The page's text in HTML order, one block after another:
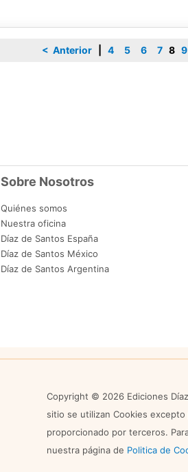
< Anterior 4 5 6 7 8 9
Sobre Nosotros
Quiénes somos
Nuestra oficina
Díaz de Santos España
Díaz de Santos México
Díaz de Santos Argentina
Copyright © 2026 Ediciones
sitio se utilizan Cookies
proporcionado por terceros.
nuestra página de Politica de